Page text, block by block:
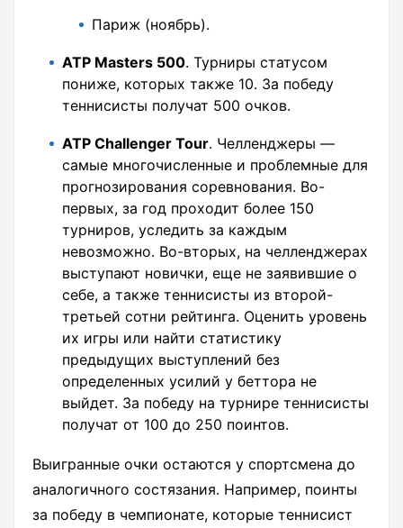
Париж (ноябрь).
ATP Masters 500. Турниры статусом
пониже, которых также 10. За победу
теннисисты получат 500 очков.
ATP Challenger Tour. Челленджеры —
самые многочисленные и проблемные для
прогнозирования соревнования. Во-
первых, за год проходит более 150
турниров, уследить за каждым
невозможно. Во-вторых, на челленджерах
выступают новички, еще не заявившие о
себе, а также теннисисты из второй-
третьей сотни рейтинга. Оценить уровень
их игры или найти статистику
предыдущих выступлений без
определенных усилий у беттора не
выйдет. За победу на турнире теннисисты
получат от 100 до 250 поинтов.
Выигранные очки остаются у спортсмена до
аналогичного состязания. Например, поинты
за победу в чемпионате, которые теннисист